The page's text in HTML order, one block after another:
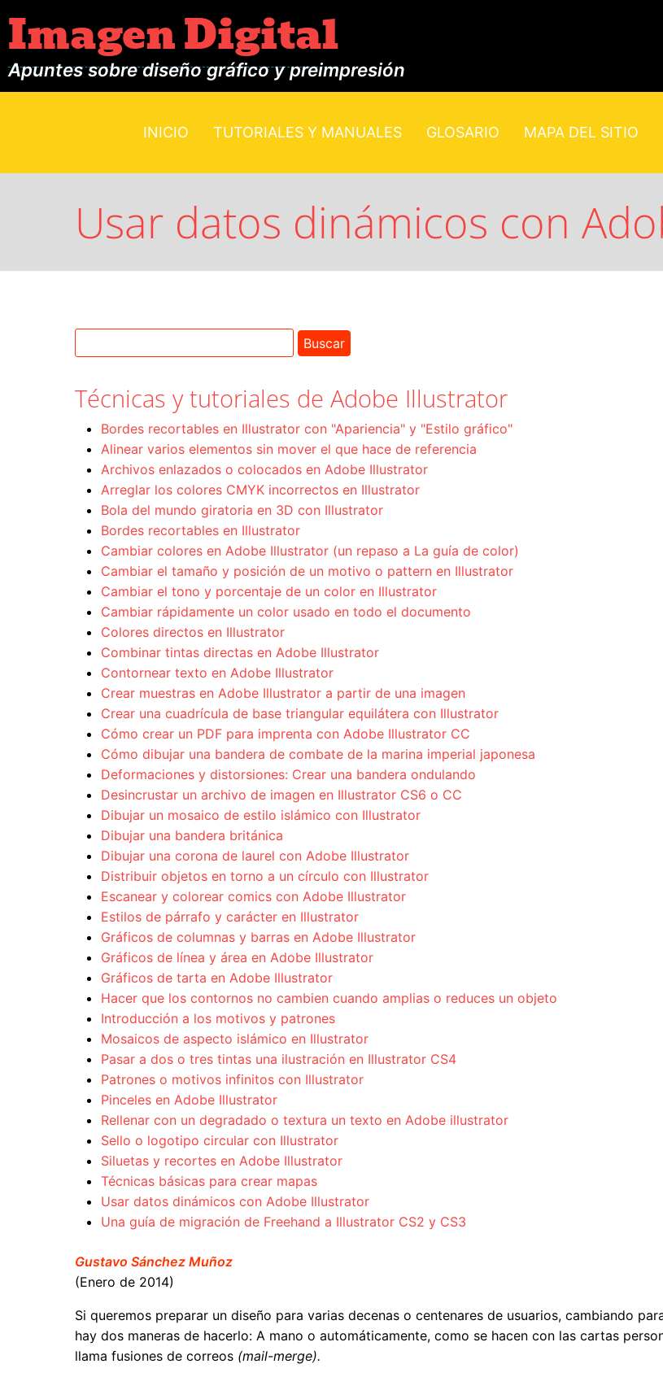
Imagen Digital
Apuntes sobre diseño gráfico y preimpresión
INICIO TUTORIALES Y MANUALES GLOSARIO MAPA DEL SITIO
Usar datos dinámicos con
Técnicas y tutoriales de Adobe Illustrator
Bordes recortables en Illustrator con "Apariencia" y "Estilo gráfico"
Alinear varios elementos sin mover el que hace de referencia
Archivos enlazados o colocados en Adobe Illustrator
Arreglar los colores CMYK incorrectos en Illustrator
Bola del mundo giratoria en 3D con Illustrator
Bordes recortables en Illustrator
Cambiar colores en Adobe Illustrator (un repaso a La guía de color)
Cambiar el tamaño y posición de un motivo o pattern en Illustrator
Cambiar el tono y porcentaje de un color en Illustrator
Cambiar rápidamente un color usado en todo el documento
Colores directos en Illustrator
Combinar tintas directas en Adobe Illustrator
Contornear texto en Adobe Illustrator
Crear muestras en Adobe Illustrator a partir de una imagen
Crear una cuadrícula de base triangular equilátera con Illustrator
Cómo crear un PDF para imprenta con Adobe Illustrator CC
Cómo dibujar una bandera de combate de la marina imperial japonesa
Deformaciones y distorsiones: Crear una bandera ondulando
Desincrustar un archivo de imagen en Illustrator CS6 o CC
Dibujar un mosaico de estilo islámico con Illustrator
Dibujar una bandera británica
Dibujar una corona de laurel con Adobe Illustrator
Distribuir objetos en torno a un círculo con Illustrator
Escanear y colorear comics con Adobe Illustrator
Estilos de párrafo y carácter en Illustrator
Gráficos de columnas y barras en Adobe Illustrator
Gráficos de línea y área en Adobe Illustrator
Gráficos de tarta en Adobe Illustrator
Hacer que los contornos no cambien cuando amplias o reduces un objeto
Introducción a los motivos y patrones
Mosaicos de aspecto islámico en Illustrator
Pasar a dos o tres tintas una ilustración en Illustrator CS4
Patrones o motivos infinitos con Illustrator
Pinceles en Adobe Illustrator
Rellenar con un degradado o textura un texto en Adobe illustrator
Sello o logotipo circular con Illustrator
Siluetas y recortes en Adobe Illustrator
Técnicas básicas para crear mapas
Usar datos dinámicos con Adobe Illustrator
Una guía de migración de Freehand a Illustrator CS2 y CS3
Gustavo Sánchez Muñoz
(Enero de 2014)
Si queremos preparar un diseño para varias decenas o centenares de usuarios, cambiando
hay dos maneras de hacerlo: A mano o automáticamente, como se hacen con las cartas
llama fusiones de correos (mail-merge).